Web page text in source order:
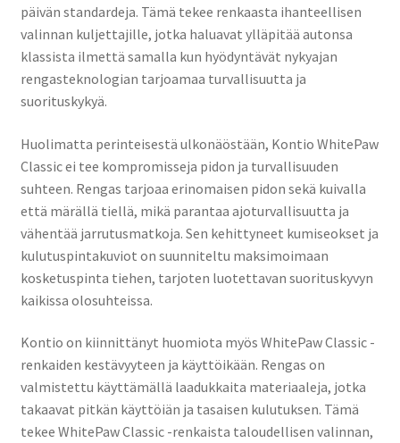
päivän standardeja. Tämä tekee renkaasta ihanteellisen
valinnan kuljettajille, jotka haluavat ylläpitää autonsa
klassista ilmettä samalla kun hyödyntävät nykyajan
rengasteknologian tarjoamaa turvallisuutta ja
suorituskykyä.
Huolimatta perinteisestä ulkonäöstään, Kontio WhitePaw
Classic ei tee kompromisseja pidon ja turvallisuuden
suhteen. Rengas tarjoaa erinomaisen pidon sekä kuivalla
että märällä tiellä, mikä parantaa ajoturvallisuutta ja
vähentää jarrutusmatkoja. Sen kehittyneet kumiseokset ja
kulutuspintakuviot on suunniteltu maksimoimaan
kosketuspinta tiehen, tarjoten luotettavan suorituskyvyn
kaikissa olosuhteissa.
Kontio on kiinnittänyt huomiota myös WhitePaw Classic -
renkaiden kestävyyteen ja käyttöikään. Rengas on
valmistettu käyttämällä laadukkaita materiaaleja, jotka
takaavat pitkän käyttöiän ja tasaisen kulutuksen. Tämä
tekee WhitePaw Classic -renkaista taloudellisen valinnan,